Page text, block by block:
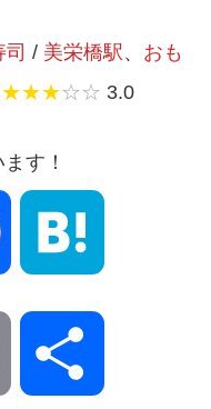
/ 美栄橋駅、 おも
★★★☆☆ 3.0
す！
Facebook
Email